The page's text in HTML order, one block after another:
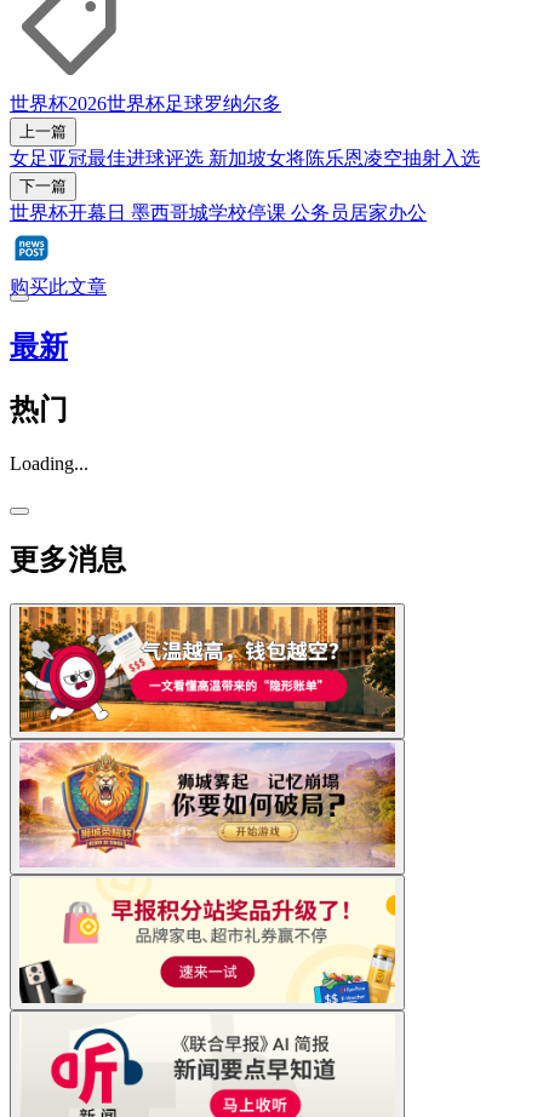
世界杯2026世界杯足球罗纳尔多
上一篇
女足亚冠最佳进球评选 新加坡女将陈乐恩凌空抽射入选
下一篇
世界杯开幕日 墨西哥城学校停课 公务员居家办公
购买此文章
最新
热门
Loading...
更多消息